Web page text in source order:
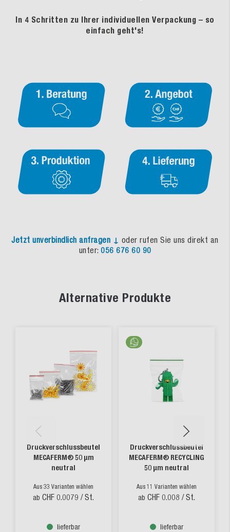
In 4 Schritten zu Ihrer individuellen Verpackung – so
einfach geht's!
Jetzt unverbindlich anfragen ↓ oder rufen Sie uns direkt an
unter: 056 676 60 90
Alternative Produkte
Druckverschlussbeutel
MECAFERM® 50 µm
neutral
Aus 33 Varianten wählen
ab CHF 0.0079 / St.
lieferbar
Druckverschlussbeutel
MECAFERM® RECYCLING
50 µm neutral
Aus 11 Varianten wählen
ab CHF 0.008 / St.
lieferbar